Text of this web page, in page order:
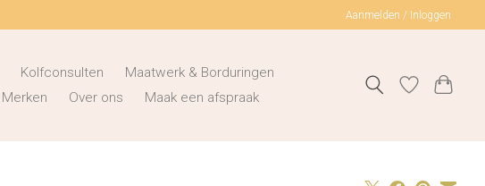
Aanmelden / Inloggen
Kolfconsulten
Maatwerk & Borduringen
Merken Over ons Maak een afspraak